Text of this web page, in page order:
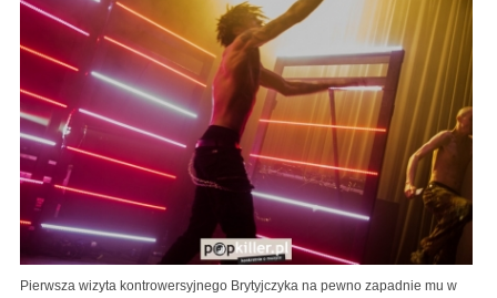
Pierwsza wizyta kontrowersyjnego Brytyjczyka na pewno zapadnie mu w